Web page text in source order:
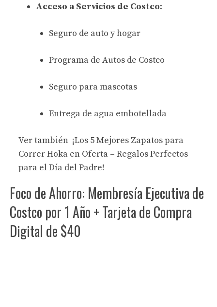
Acceso a Servicios de Costco:
Seguro de auto y hogar
Programa de Autos de Costco
Seguro para mascotas
Entrega de agua embotellada
Ver también ¡Los 5 Mejores Zapatos para
Correr Hoka en Oferta – Regalos Perfectos
para el Día del Padre!
Foco de Ahorro: Membresía Ejecutiva de
Costco por 1 Año + Tarjeta de Compra
Digital de $40